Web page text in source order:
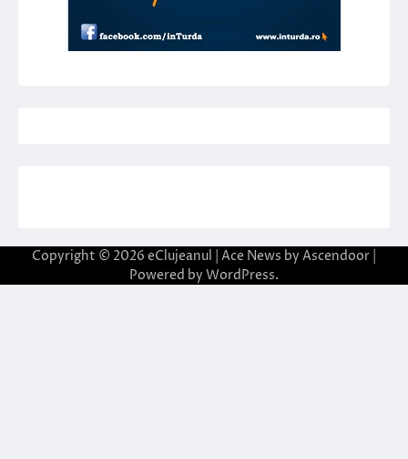
Copyright © 2026 eClujeanul | Ace News by Ascendoor
Powered by WordPress.